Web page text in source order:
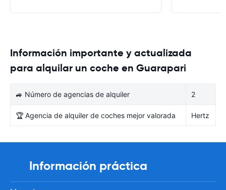
Información importante y actualizada
para alquilar un coche en Guarapari
🚙 Número de agencias de alquiler 2
🏆 Agencia de alquiler de coches mejor valorada Hertz
Información práctica